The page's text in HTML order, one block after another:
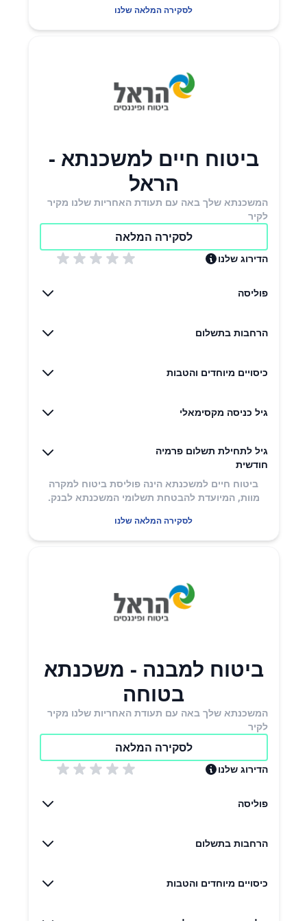
לסקירה המלאה שלנו
ביטוח חיים למשכנתא -
הראל
המשכנתא שלך באה עם תעודת האחריות שלנו מקיר
לקיר
לסקירה המלאה
הדירוג שלנו
פוליסה
הרחבות בתשלום
כיסויים מיוחדים והטבות
גיל כניסה מקסימאלי
גיל לתחילת תשלום פרמיה
חודשית
ביטוח חיים למשכנתא הינה פוליסת ביטוח למקרה
מוות, המיועדת להבטחת תשלומי המשכנתא לבנק.
לסקירה המלאה שלנו
ביטוח למבנה - משכנתא
בטוחה
המשכנתא שלך באה עם תעודת האחריות שלנו מקיר
לקיר
לסקירה המלאה
הדירוג שלנו
פוליסה
הרחבות בתשלום
כיסויים מיוחדים והטבות